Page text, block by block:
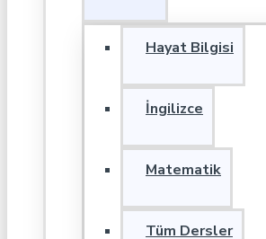
Hayat Bilgisi
İngilizce
Matematik
Tüm Dersler